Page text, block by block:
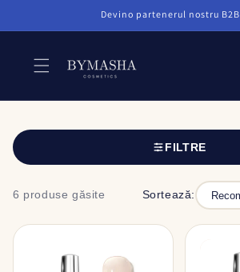
Devino partenerul nostru B2B
FILTRE
6 produse găsite Sortează: